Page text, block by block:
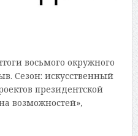
восьмого окружного
Сезон: искусственный
президентской
возможностей»,